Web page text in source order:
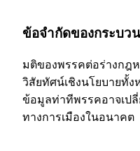
ข้อจำกัดของกระบว
มติของพรรคต่อร่างกฎ
วิสัยทัศน์เชิงนโยบายทั้ง
ข้อมูลท่าทีพรรคอาจเป
ทางการเมืองในอนาคต